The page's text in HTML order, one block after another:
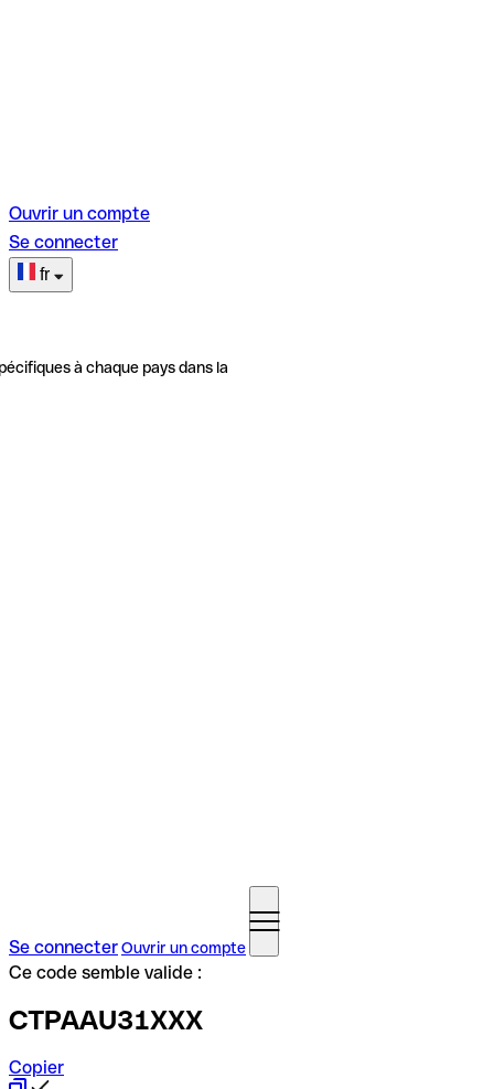
Ouvrir un compte
Se connecter
fr
à chaque pays dans la
Se connecterOuvrir un compte
Ce code semble valide :
CTPAAU31XXX
Copier